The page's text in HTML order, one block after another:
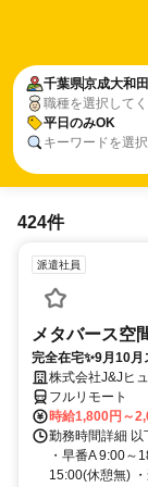
千葉県京成大和
職種を選択して
平日のみOK
キーワードを選
424件
派遣社員
メタバース空
完全在宅✨9月10月
株式会社J&Jヒ
フルリモート
時給1,800円～
勤務時間詳細 以
・早番A 9:00～
15:00(休憩無)